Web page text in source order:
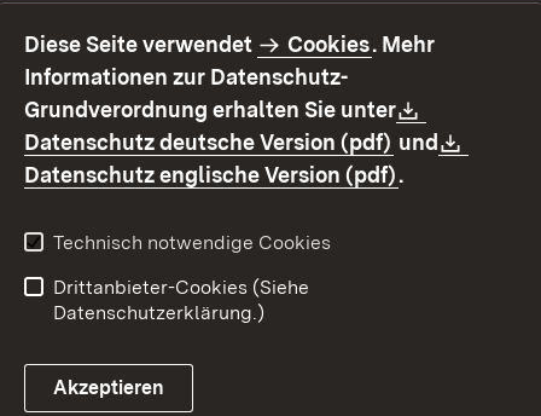
Kontakt
Datenschutz
Erklärung zur
Barrierefreiheit
Impressum
Diese Seite verwendet Cookies. Mehr
Informationen zur Datenschutz-
Grundverordnung erhalten Sie unter
Datenschutz deutsche Version (pdf) (Öffnet in
und
Datenschutz englische Version (pdf).
Technisch notwendige Cookies
Drittanbieter-Cookies (Siehe
Datenschutzerklärung.)
Akzeptieren